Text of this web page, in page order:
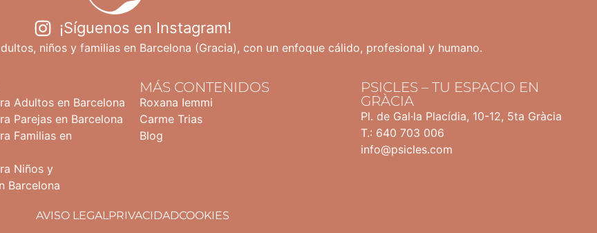
¡Síguenos en Instagram!
niños y familias en Barcelona (Gracia), con un enfoque cálido, profesional y humano.
Adultos en Barcelona
Parejas en Barcelona
Familias en
Niños y
Barcelona
MÁS CONTENIDOS
Roxana Iemmi
Carme Trias
Blog
PSICLES – TU ESPACIO EN
GRÀCIA
Pl. de Gal·la Placídia, 10-12, 5ta Gràcia
T.: 640 703 006
info@psicles.com
AVISO LEGALPRIVACIDADCOOKIES